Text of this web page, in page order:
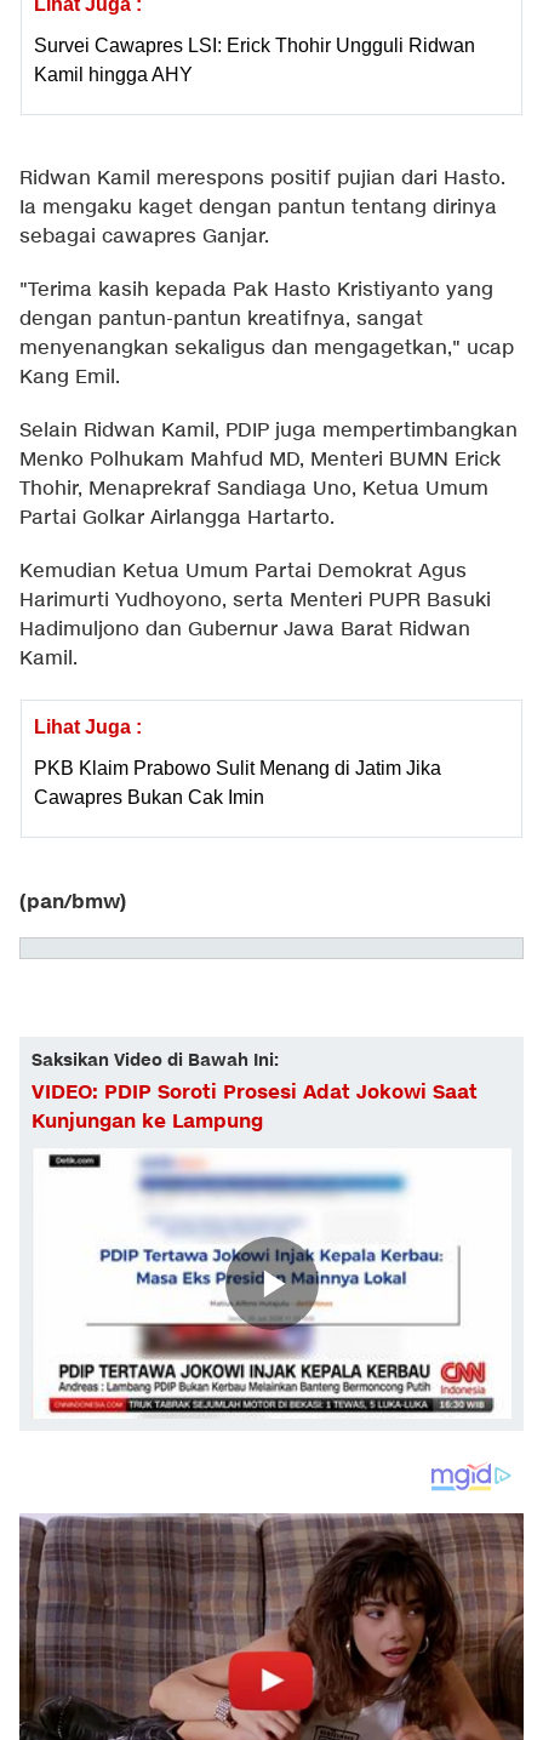
Lihat Juga :
Survei Cawapres LSI: Erick Thohir Ungguli Ridwan
Kamil hingga AHY
Ridwan Kamil merespons positif pujian dari Hasto.
Ia mengaku kaget dengan pantun tentang dirinya
sebagai cawapres Ganjar.
"Terima kasih kepada Pak Hasto Kristiyanto yang
dengan pantun-pantun kreatifnya, sangat
menyenangkan sekaligus dan mengagetkan," ucap
Kang Emil.
Selain Ridwan Kamil, PDIP juga mempertimbangkan
Menko Polhukam Mahfud MD, Menteri BUMN Erick
Thohir, Menaprekraf Sandiaga Uno, Ketua Umum
Partai Golkar Airlangga Hartarto.
Kemudian Ketua Umum Partai Demokrat Agus
Harimurti Yudhoyono, serta Menteri PUPR Basuki
Hadimuljono dan Gubernur Jawa Barat Ridwan
Kamil.
Lihat Juga :
PKB Klaim Prabowo Sulit Menang di Jatim Jika
Cawapres Bukan Cak Imin
(pan/bmw)
Saksikan Video di Bawah Ini:
VIDEO: PDIP Soroti Prosesi Adat Jokowi Saat
Kunjungan ke Lampung